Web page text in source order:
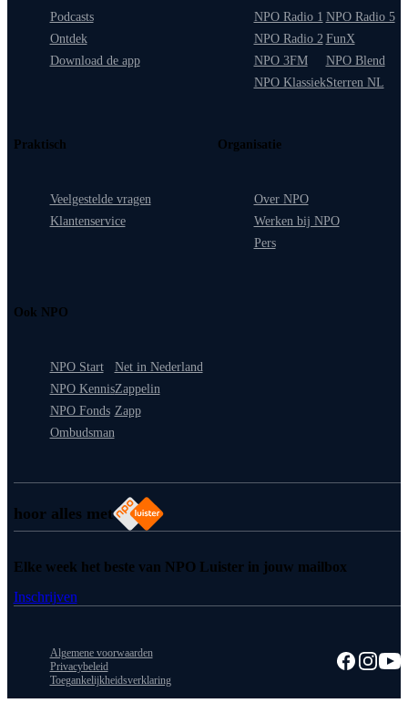
hoor alles met
Podcasts
Ontdek
Download de app
NPO Radio 1
NPO Radio 2
NPO 3FM
NPO Klassiek
NPO Radio 5
FunX
NPO Blend
Sterren NL
Praktisch
Veelgestelde vragen
Klantenservice
Organisatie
Over NPO
Werken bij NPO
Pers
Ook NPO
NPO Start
NPO Kennis
NPO Fonds
Ombudsman
Net in Nederland
Zappelin
Zapp
Elke week het beste van NPO Luister in jouw mailbox
Inschrijven
Algemene voorwaarden
Privacybeleid
Toegankelijkheidsverklaring